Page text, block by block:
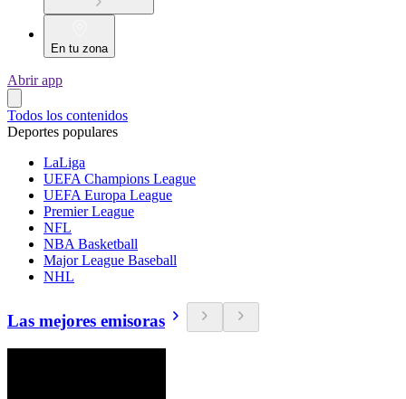
En tu zona
Abrir app
Todos los contenidos
Deportes populares
LaLiga
UEFA Champions League
UEFA Europa League
Premier League
NFL
NBA Basketball
Major League Baseball
NHL
Las mejores emisoras